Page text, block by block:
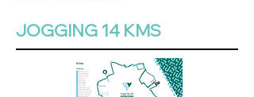
JOGGING 14 KMS